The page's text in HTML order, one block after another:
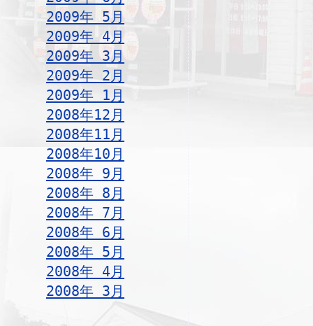
2009年 5月
2009年 4月
2009年 3月
2009年 2月
2009年 1月
2008年12月
2008年11月
2008年10月
2008年 9月
2008年 8月
2008年 7月
2008年 6月
2008年 5月
2008年 4月
2008年 3月